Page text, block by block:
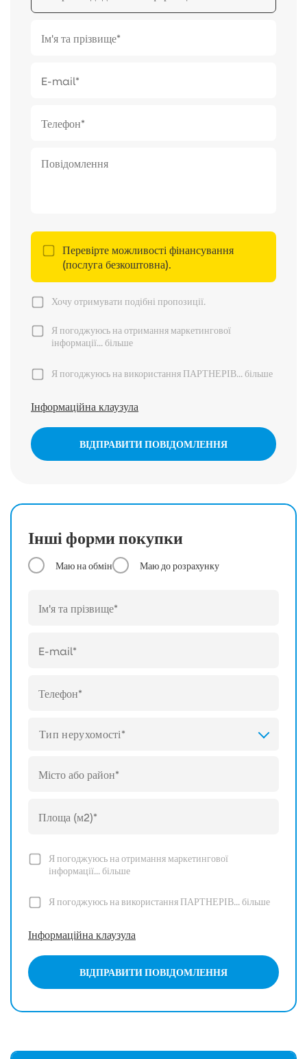
Перевірте можливості фінансування
(послуга безкоштовна).
Хочу отримувати подібні пропозиції.
Я погоджуюсь на отримання маркетингової
інформації...більше
Я погоджуюсь на використання ПАРТНЕРІВ...більше
Інформаційна клаузула
ВІДПРАВИТИ ПОВІДОМЛЕННЯ
Інші форми покупки
Маю на обмін Маю до розрахунку
Тип нерухомості*
Я погоджуюсь на отримання маркетингової
інформації...більше
Я погоджуюсь на використання ПАРТНЕРІВ...більше
Інформаційна клаузула
ВІДПРАВИТИ ПОВІДОМЛЕННЯ